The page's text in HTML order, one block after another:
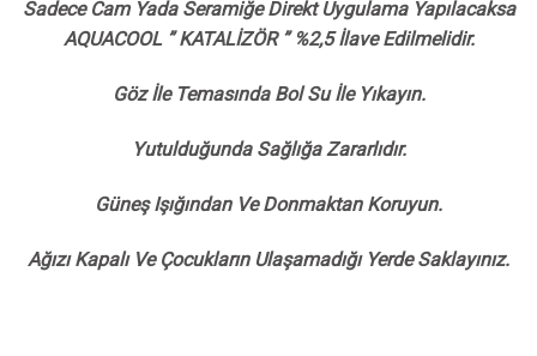
Sadece Cam Yada Seramiğe Direkt Uygulama Yapılacaksa
AQUACOOL ” KATALİZÖR ” %2,5 İlave Edilmelidir.
Göz İle Temasında Bol Su İle Yıkayın.
Yutulduğunda Sağlığa Zararlıdır.
Güneş Işığından Ve Donmaktan Koruyun.
Ağızı Kapalı Ve Çocukların Ulaşamadığı Yerde Saklayınız.